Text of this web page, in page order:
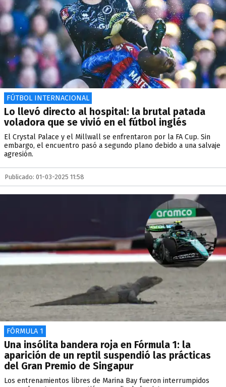
FÚTBOL INTERNACIONAL
Lo llevó directo al hospital: la brutal patada
voladora que se vivió en el fútbol inglés
El Crystal Palace y el Millwall se enfrentaron por la FA Cup. Sin
embargo, el encuentro pasó a segundo plano debido a una salvaje
agresión.
Publicado: 01-03-2025 11:58
FÓRMULA 1
Una insólita bandera roja en Fórmula 1: la
aparición de un reptil suspendió las prácticas
del Gran Premio de Singapur
Los entrenamientos libres de Marina Bay fueron interrumpidos